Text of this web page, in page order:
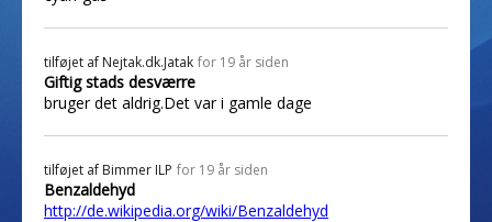
tilføjet af Nejtak.dk.Jatak for 19 år siden
Giftig stads desværre
bruger det aldrig.Det var i gamle dage
tilføjet af Bimmer ILP for 19 år siden
Benzaldehyd
http://de.wikipedia.org/wiki/Benzaldehyd